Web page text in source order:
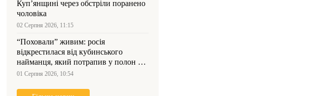
Куп’янщині через обстріли поранено
чоловіка
02 Серпня 2026, 11:15
“Поховали” живим: росія
відкрестилася від кубинського
найманця, який потрапив у полон на
Куп’янщині
01 Серпня 2026, 10:54